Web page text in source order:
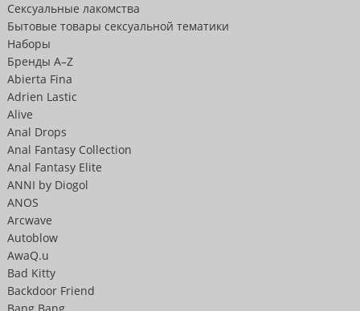
Сексуальные лакомства
Бытовые товары сексуальной тематики
Наборы
Бренды A–Z
Abierta Fina
Adrien Lastic
Alive
Anal Drops
Anal Fantasy Collection
Anal Fantasy Elite
ANNI by Diogol
ANOS
Arcwave
Autoblow
AwaQ.u
Bad Kitty
Backdoor Friend